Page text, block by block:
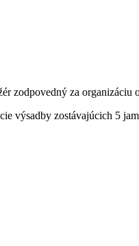
zodpovedný za organizáciu
výsadby zostávajúcich 5